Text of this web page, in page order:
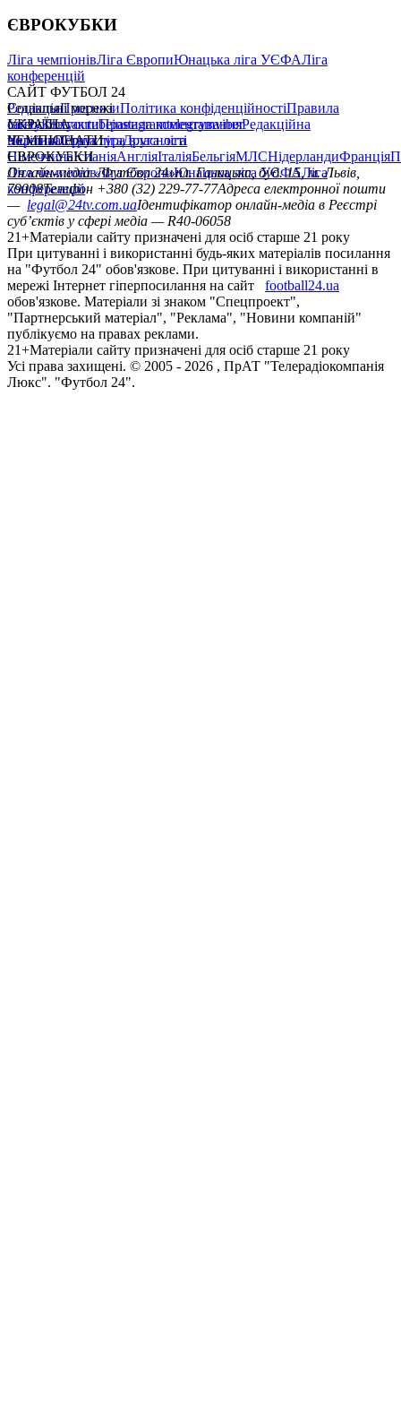
ЄВРОКУБКИ
Ліга чемпіонівЛіга ЄвропиЮнацька ліга УЄФАЛіга
конференцій
САЙТ ФУТБОЛ 24
РедакціяПрогнозиПолітика конфіденційностіПравила
сайтуКонтактиПравила коментуванняРедакційна
політикаСтруктура власності
Соціальні мережі
facebookxyoutubeinstagramtelegramviber
УКРАЇНА
УкраїнаПерша лігаДруга ліга
ЧЕМПІОНАТИ
НімеччинаІспаніяАнгліяІталіяБельгіяМЛСНідерландиФранція
ЄВРОКУБКИ
Ліга чемпіонівЛіга ЄвропиЮнацька ліга УЄФАЛіга
конференцій
Онлайн-медіа «Футбол 24»пл. Галицька, буд. 15, м. Львів,
79008Телефон +380 (32) 229-77-77Адреса електронної пошти
— legal@24tv.com.uaІдентифікатор онлайн-медіа в Реєстрі
суб’єктів у сфері медіа — R40-06058
21+Матеріали сайту призначені для осіб старше 21 року
При цитуванні і використанні будь-яких матеріалів посилання
на "Футбол 24" обов'язкове. При цитуванні і використанні в
мережі Інтернет гіперпосилання на сайт
football24.ua
обов'язкове. Матеріали зі знаком "Спецпроект",
"Партнерський матеріал", "Реклама", "Новини компаній"
публікуємо на правах реклами.
21+Матеріали сайту призначені для осіб старше 21 року
Усi права захищенi. © 2005 - 2026 , ПрАТ "Телерадіокомпанія
Люкс". "Футбол 24".